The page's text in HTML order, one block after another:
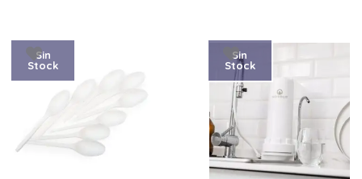
Sin
Stock
Sin
Stock